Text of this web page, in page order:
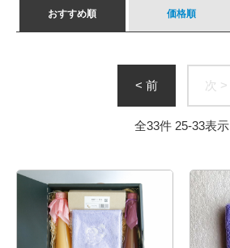
おすすめ順 価格順
< 前 次 >
全33件 25-33表示